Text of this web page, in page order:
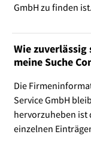
GmbH zu finden ist.
Wie
meine Suche
Die
Service GmbH
hervorzuheben ist
einzelnen